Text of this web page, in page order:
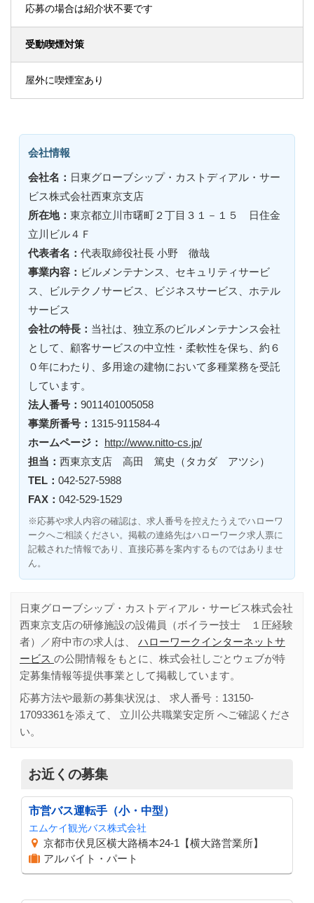
応募の場合は紹介状不要です
受動喫煙対策
屋外に喫煙室あり
会社情報
会社名： 日東グローブシップ・カストディアル・サー
ビス株式会社西東京支店
所在地： 東京都立川市曙町２丁目３１－１５ 日住金
立川ビル４Ｆ
代表者名： 代表取締役社長 小野 徹哉
事業内容： ビルメンテナンス、セキュリティサービ
ス、ビルテクノサービス、ビジネスサービス、ホテル
サービス
会社の特長： 当社は、独立系のビルメンテナンス会社
として、顧客サービスの中立性・柔軟性を保ち、約６
０年にわたり、多用途の建物において多種業務を受託
しています。
法人番号： 9011401005058
事業所番号： 1315-911584-4
ホームページ：
http://www.nitto-cs.jp/
担当： 西東京支店 高田 篤史（タカダ アツシ）
TEL： 042-527-5988
FAX： 042-529-1529
※応募や求人内容の確認は、求人番号を控えたうえでハローワ
ークへご相談ください。掲載の連絡先はハローワーク求人票に
記載された情報であり、直接応募を案内するものではありませ
ん。
日東グローブシップ・カストディアル・サービス株式会社
西東京支店の研修施設の設備員（ボイラー技士 １圧経験
者）／府中市の求人は、 ハローワークインターネットサ
ービス の公開情報をもとに、株式会社しごとウェブが特
定募集情報等提供事業として掲載しています。
応募方法や最新の募集状況は、 求人番号： 13150-
17093361 を添えて、 立川公共職業安定所 へご確認くださ
い。
お近くの募集
市営バス運転手（小・中型）
エムケイ観光バス株式会社
京都市伏見区横大路橋本24-1【横大路営業所】
アルバイト・パート